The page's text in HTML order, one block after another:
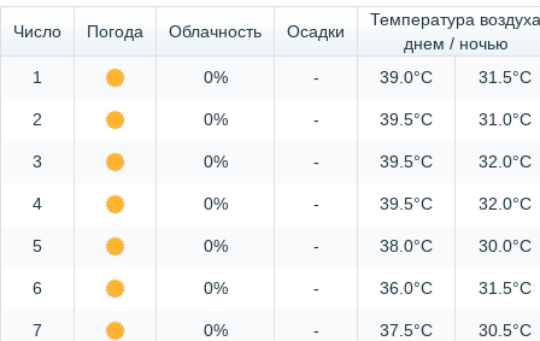
Число Погода Облачность Осадки
Температура воздуха
днем / ночью
1
0% - 39.0°C 31.5°C
2 0% - 39.5°C 31.0°C
3 0% - 39.5°C 32.0°C
4 0% - 39.5°C 32.0°C
5 0% - 38.0°C 30.0°C
6 0% - 36.0°C 31.5°C
7 0% - 37.5°C 30.5°C